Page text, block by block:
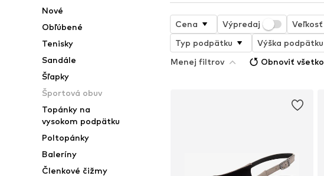
Nové
Obľúbené
Tenisky
Sandále
Šľapky
Športová obuv
Topánky na
vysokom podpätku
Poltopánky
Baleríny
Členkové čižmy
Cena Výpredaj Veľkosť
Typ podpätku
Výška podpätku
Menej filtrov
Obnoviť všetko